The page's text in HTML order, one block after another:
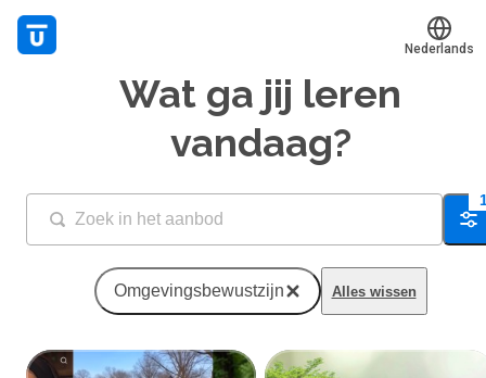
Mijn leerplek
Alle onderwerpen
Live hulp
Experts
Voucher verzilveren
Account en hulp
Nederlands
Wat ga jij leren
vandaag?
Omgevingsbewustzijn Alles wissen